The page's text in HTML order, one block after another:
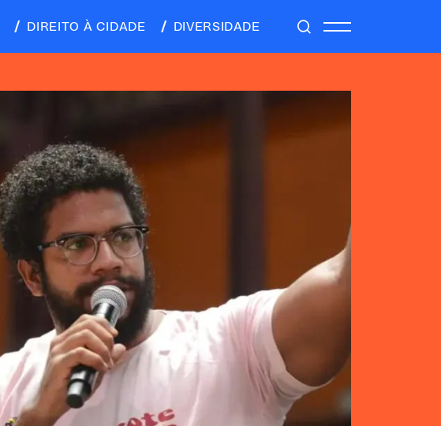
DIREITO À CIDADE DIVERSIDADE